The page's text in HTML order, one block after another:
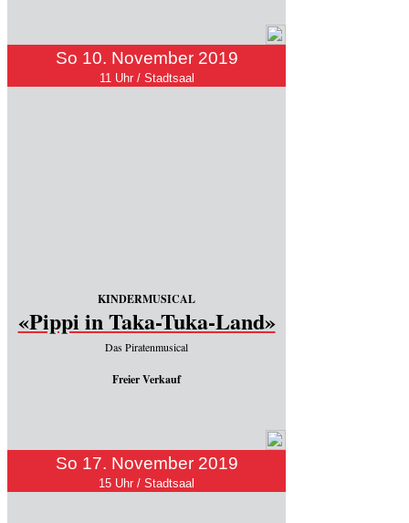
So 10. November 2019
11 Uhr / Stadtsaal
KINDERMUSICAL
«Pippi in Taka-Tuka-Land»
Das Piratenmusical
Freier Verkauf
So 17. November 2019
15 Uhr / Stadtsaal